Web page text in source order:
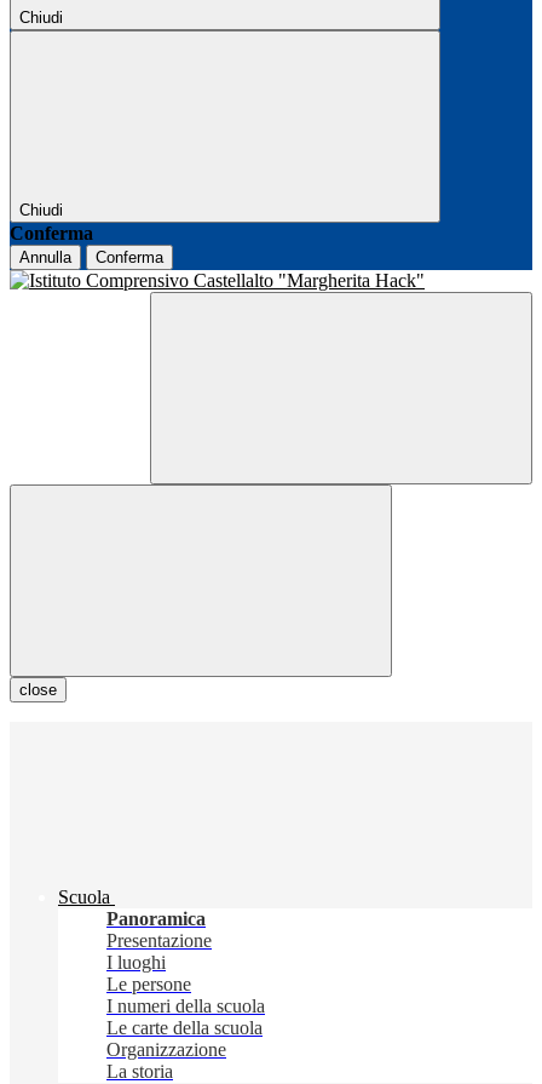
Chiudi
Chiudi
Conferma
Annulla Conferma
close
Scuola
Panoramica
Presentazione
I luoghi
Le persone
I numeri della scuola
Le carte della scuola
Organizzazione
La storia